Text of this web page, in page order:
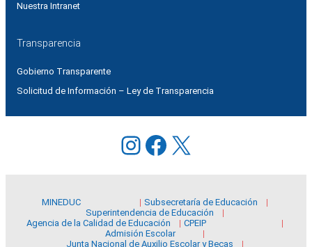
Nuestra Intranet
Transparencia
Gobierno Transparente
Solicitud de Información – Ley de Transparencia
Instagram
Facebook
X
MINEDUC
Subsecretaría de Educación
Superintendencia de Educación
Agencia de la Calidad de Educación
CPEIP
Admisión Escolar
Junta Nacional de Auxilio Escolar y Becas